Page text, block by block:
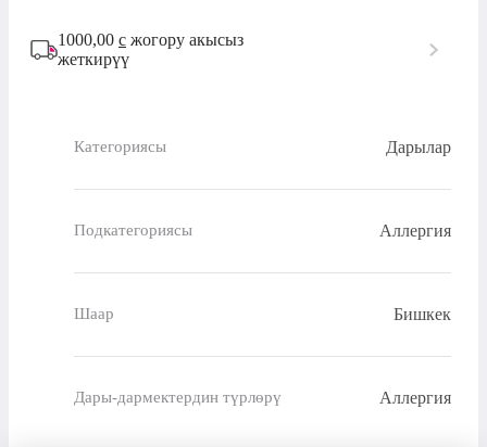
1000,00 с жогору акысыз
жеткирүү
Категориясы Дарылар
Подкатегориясы Аллергия
Шаар Бишкек
Дары-дармектердин түрлөрү Аллергия